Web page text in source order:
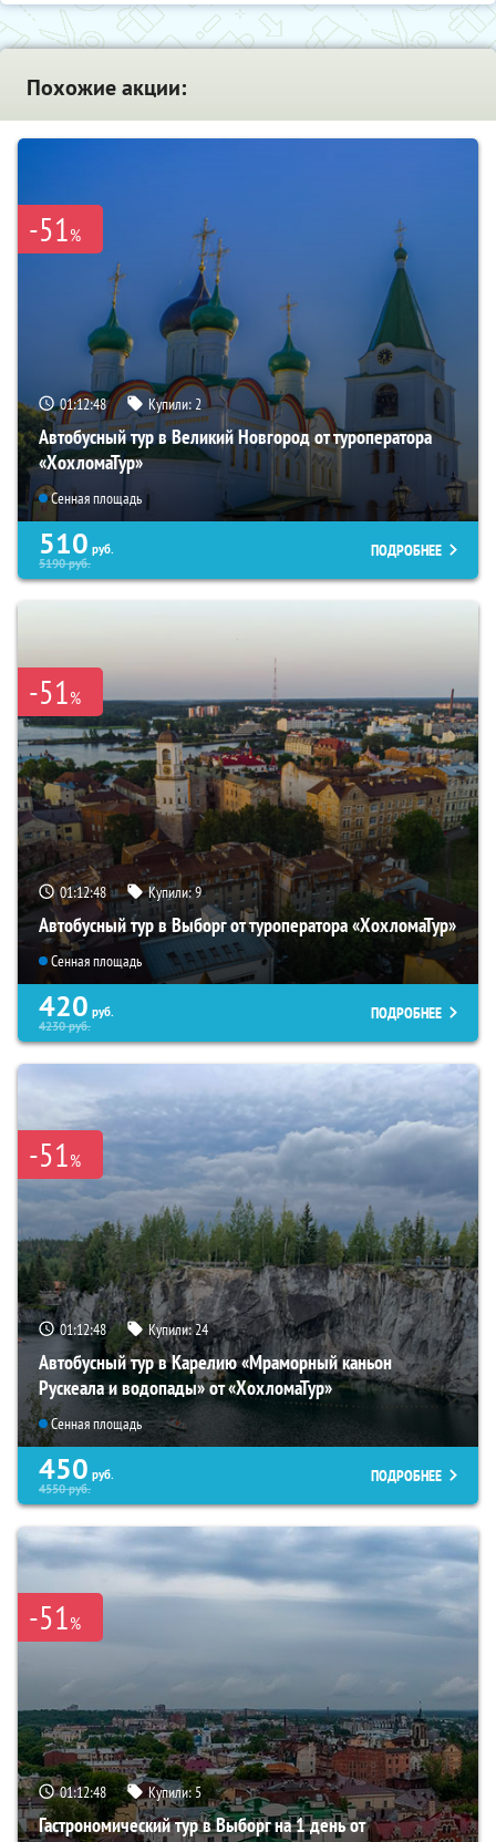
Похожие акции:
-51%
01:12:47 Купили:2
Автобусный тур в Великий Новгород от туроператора
«ХохломаТур»
Сенная площадь
510 руб.
5190руб.
ПОДРОБНЕЕ
-51%
01:12:47 Купили:9
Автобусный тур в Выборг от туроператора «ХохломаТур»
Сенная площадь
420 руб.
4230руб.
ПОДРОБНЕЕ
-51%
01:12:47 Купили:24
Автобусный тур в Карелию «Мраморный каньон
Рускеала и водопады» от «ХохломаТур»
Сенная площадь
450 руб.
4550руб.
ПОДРОБНЕЕ
-51%
01:12:47 Купили:5
Гастрономический тур в Выборг на 1 день от